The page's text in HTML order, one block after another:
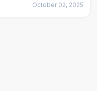
October 02, 2025